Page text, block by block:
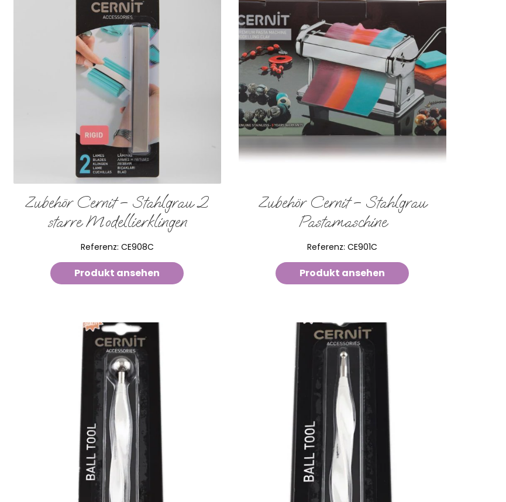
Zubehör Cernit – Stahlgrau 2
starre Modellierklingen
Referenz: CE908C
Produkt ansehen
Zubehör Cernit – Stahlgrau
Pastamaschine
Referenz:CE901C
Produkt ansehen